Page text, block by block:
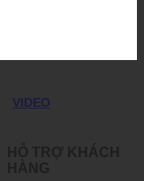
VIDEO